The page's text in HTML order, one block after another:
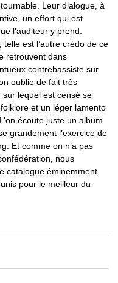
Leur dialogue, à
un effort qui est
l’auditeur y prend.
telle est l’autre crédo de ce
retrouvent dans
contrebassiste sur
oublie de fait très
sur lequel est censé se
et un léger lamento
écoute juste un album
grandement l’exercice de
Et comme on n’a pas
nous
catalogue éminemment
pour le meilleur du